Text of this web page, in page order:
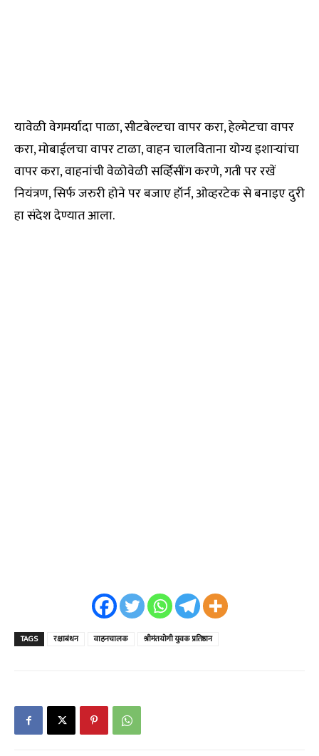
यावेळी वेगमर्यादा पाळा, सीटबेल्टचा वापर करा, हेल्मेटचा वापर
करा, मोबाईलचा वापर टाळा, वाहन चालविताना योग्य इशाऱ्यांचा
वापर करा, वाहनांची वेळोवेळी सर्व्हिसींग करणे, गती पर रखें
नियंत्रण, सिर्फ जरुरी होने पर बजाए हॉर्न, ओव्हरटेक से बनाइए दुरी
हा संदेश देण्यात आला.
TAGS रक्षाबंधन वाहनचालक श्रीमंतयोगी युवक प्रतिष्ठान